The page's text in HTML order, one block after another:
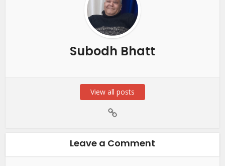
Subodh Bhatt
View all posts
Leave a Comment